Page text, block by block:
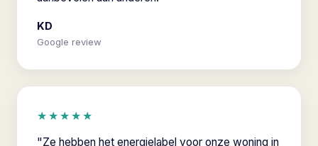
KD
Google review
★★★★★
"Ze hebben het energielabel voor onze woning in